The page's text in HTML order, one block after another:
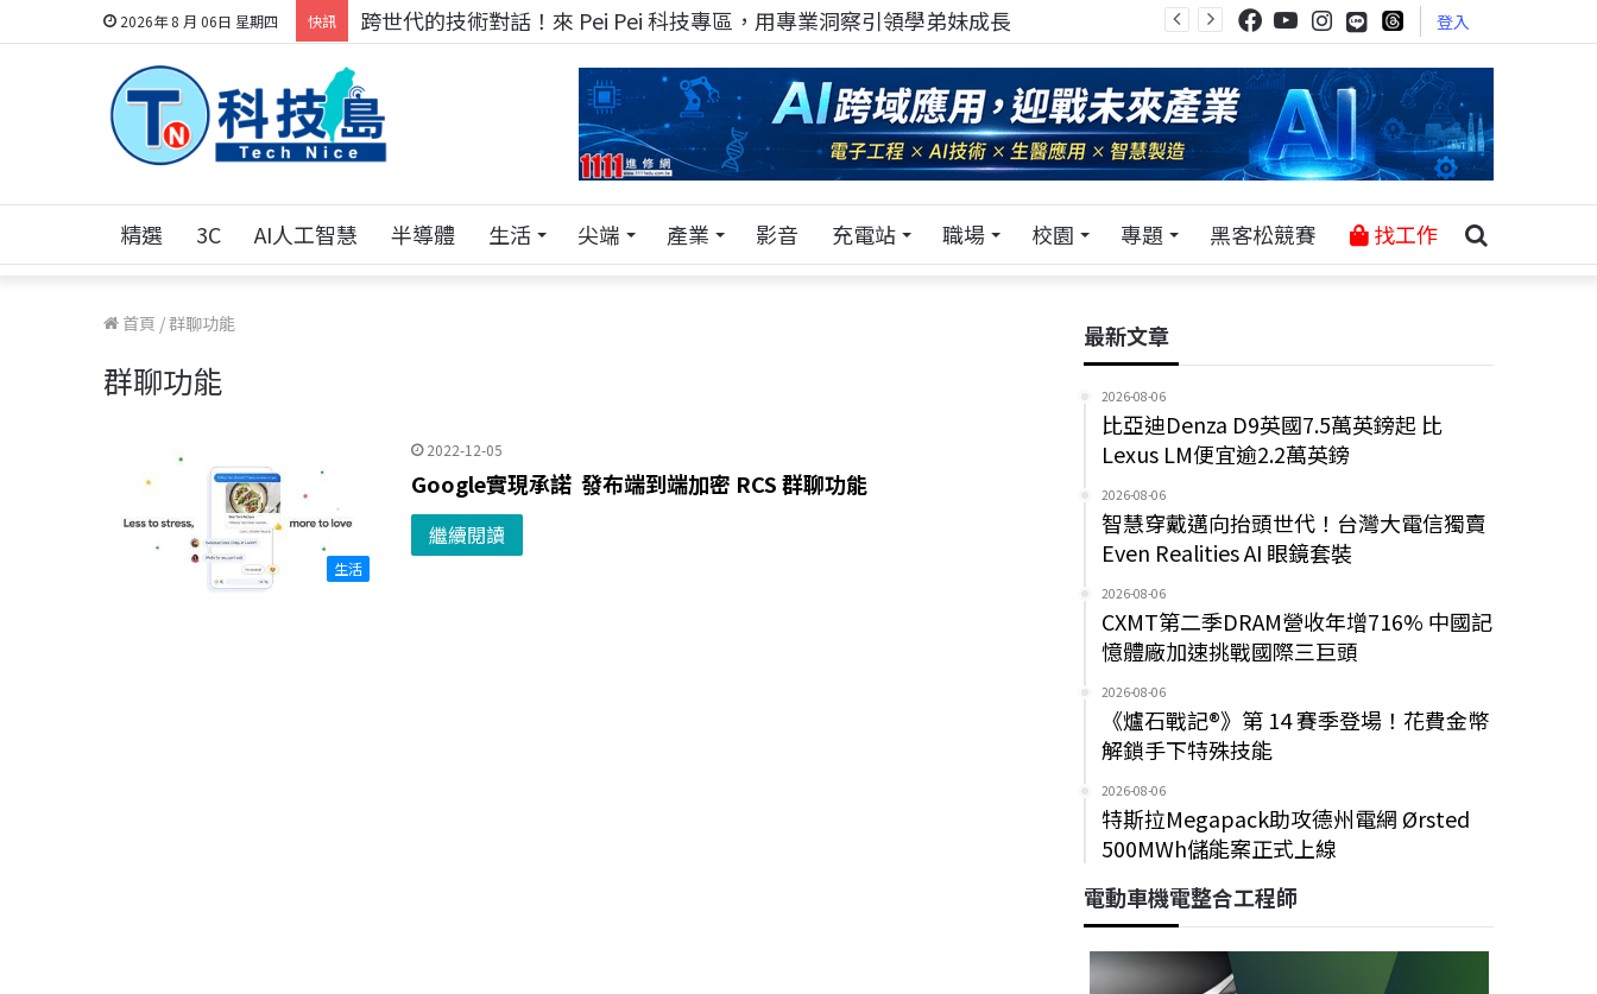
2026年 8 月 06日 星期四 快訊 跨世代的技術對話！來 Pei Pei 科技專區，用專業洞察引領學弟妹成長 登入
精選 3C AI人工智慧 半導體 生活 尖端 產業 影音 充電站 職場 校園 專題 黑客松競賽 找工作
首頁 /群聊功能
群聊功能
生活
2022-12-05
Google實現承諾 發布端到端加密 RCS 群聊功能
繼續閱讀
最新文章
2026-08-06
比亞迪Denza D9英國7.5萬英鎊起 比
Lexus LM便宜逾2.2萬英鎊
2026-08-06
智慧穿戴邁向抬頭世代！台灣大電信獨賣
Even Realities AI 眼鏡套裝
2026-08-06
CXMT第二季DRAM營收年增716% 中國記
憶體廠加速挑戰國際三巨頭
2026-08-06
《爐石戰記®》第 14 賽季登場！花費金幣
解鎖手下特殊技能
2026-08-06
特斯拉Megapack助攻德州電網 Ørsted
500MWh儲能案正式上線
電動車機電整合工程師